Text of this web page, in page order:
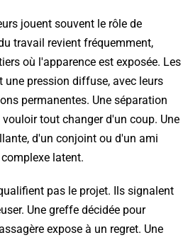
jouent souvent le rôle de
travail revient fréquemment,
où l'apparence est exposée. Les
une pression diffuse, avec leurs
permanentes. Une séparation
tout changer d'un coup. Une
d'un conjoint ou d'un ami
latent.
pas le projet. Ils signalent
Une greffe décidée pour
expose à un regret. Une